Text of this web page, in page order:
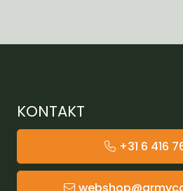
KONTAKT
+31 6 416